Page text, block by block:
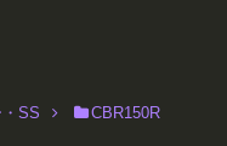
SS CBR150R